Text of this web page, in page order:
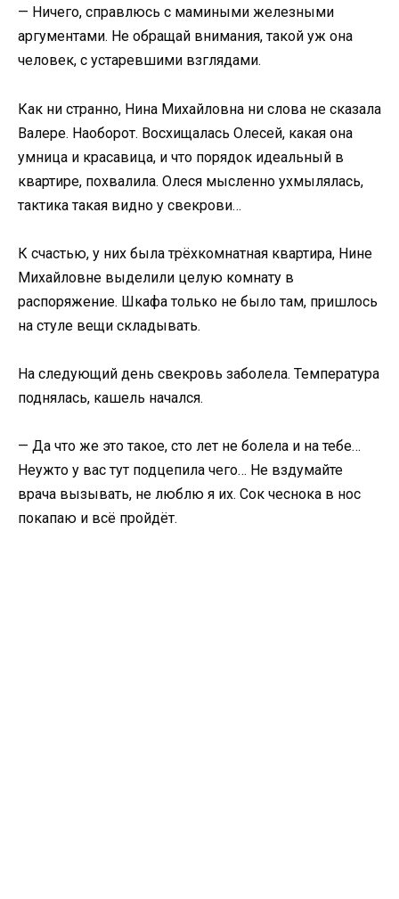
— Ничего, справлюсь с мамиными железными
аргументами. Не обращай внимания, такой уж она
человек, с устаревшими взглядами.
Как ни странно, Нина Михайловна ни слова не сказала
Валере. Наоборот. Восхищалась Олесей, какая она
умница и красавица, и что порядок идеальный в
квартире, похвалила. Олеся мысленно ухмылялась,
тактика такая видно у свекрови…
К счастью, у них была трёхкомнатная квартира, Нине
Михайловне выделили целую комнату в
распоряжение. Шкафа только не было там, пришлось
на стуле вещи складывать.
На следующий день свекровь заболела. Температура
поднялась, кашель начался.
— Да что же это такое, сто лет не болела и на тебе…
Неужто у вас тут подцепила чего… Не вздумайте
врача вызывать, не люблю я их. Сок чеснока в нос
покапаю и всё пройдёт.